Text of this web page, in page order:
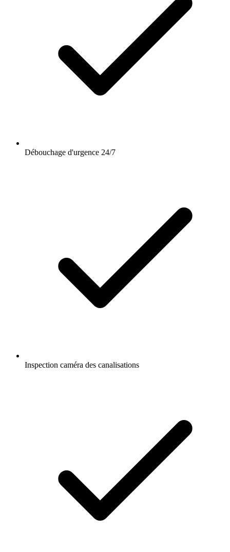
Débouchage d'urgence 24/7
Inspection caméra des canalisations